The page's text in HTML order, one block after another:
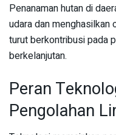
Penanaman hutan di
udara dan menghasilkan
turut berkontribusi pada
berkelanjutan.
Peran
Pengolahan